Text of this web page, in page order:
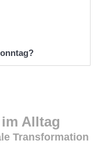
Alltag
Transformation